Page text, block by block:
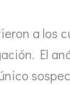
a los
El